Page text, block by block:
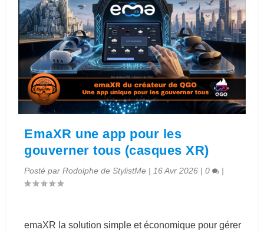
EmaXR une app pour les
gouverner tous (casques XR)
Posté parRodolphe de StylistMe | 16 Avr 2026 |0 |
emaXR la solution simple et économique pour gérer